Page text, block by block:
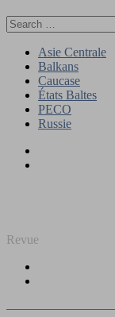
to
for:
Asie Centrale
Balkans
Caucase
États Baltes
PECO
Russie
Revue